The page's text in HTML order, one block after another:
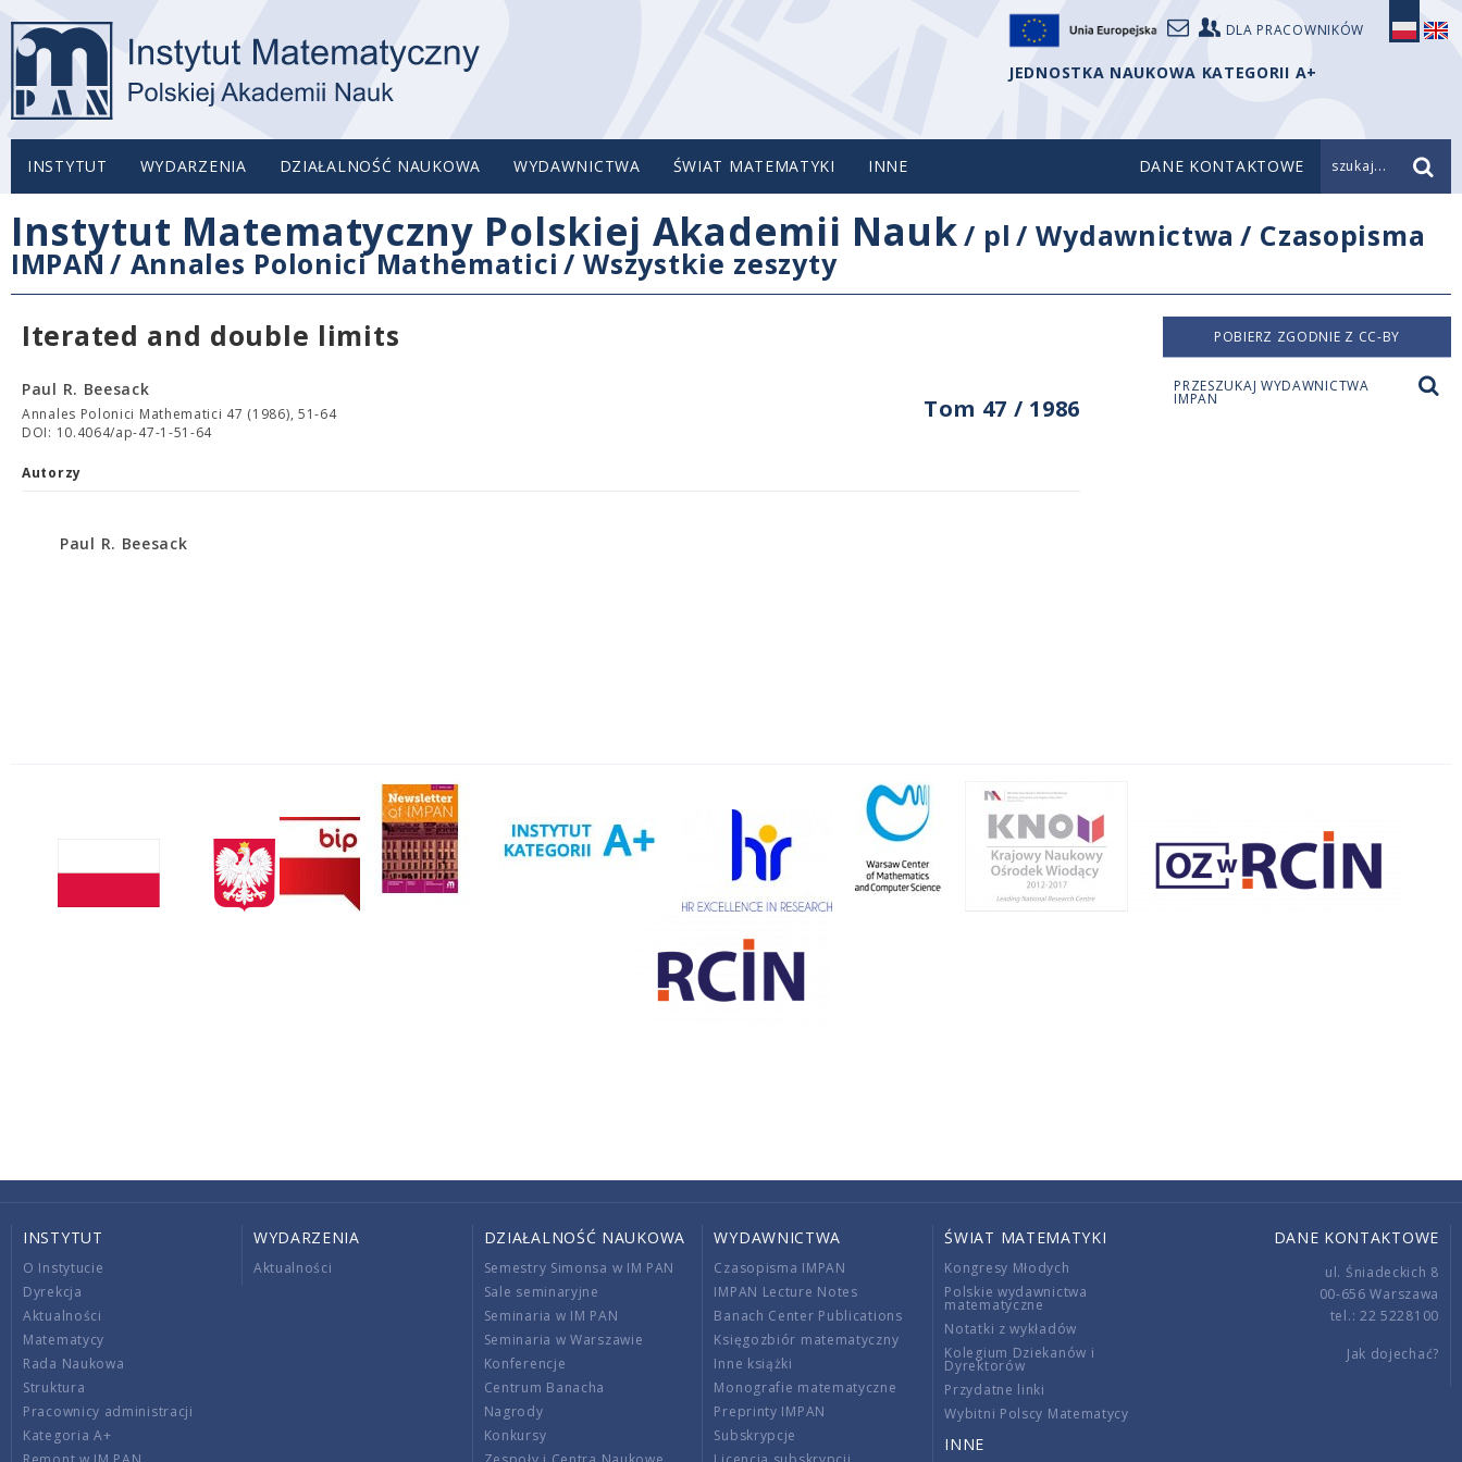
DLA PRACOWNIKÓW
JEDNOSTKA NAUKOWA KATEGORII A+
INSTYTUT WYDARZENIA DZIAŁALNOŚĆ NAUKOWA WYDAWNICTWA ŚWIAT MATEMATYKI INNE DANE KONTAKTOWE szukaj...
Instytut Matematyczny Polskiej Akademii Nauk/ pl /Wydawnictwa / Czasopisma
IMPAN / Annales Polonici Mathematici /Wszystkie zeszyty
Iterated and double limits
Tom 47 / 1986
Paul R. Beesack
Annales Polonici Mathematici 47 (1986), 51-64
DOI: 10.4064/ap-47-1-51-64
Autorzy
Paul R. Beesack
POBIERZ ZGODNIE Z CC-BY
PRZESZUKAJ WYDAWNICTWA
IMPAN
INSTYTUT
O Instytucie
Dyrekcja
Aktualności
Matematycy
Rada Naukowa
Struktura
Pracownicy administracji
Kategoria A+
WYDARZENIA
Aktualności
DZIAŁALNOŚĆ NAUKOWA
Semestry Simonsa w IM PAN
Sale seminaryjne
Seminaria w IM PAN
Seminaria w Warszawie
Konferencje
Centrum Banacha
Nagrody
Konkursy
WYDAWNICTWA
Czasopisma IMPAN
IMPAN Lecture Notes
Banach Center Publications
Księgozbiór matematyczny
Inne książki
Monografie matematyczne
Preprinty IMPAN
Subskrypcje
ŚWIAT MATEMATYKI
Kongresy Młodych
Polskie wydawnictwa
matematyczne
Notatki z wykładów
Kolegium Dziekanów i
Dyrektorów
Przydatne linki
Wybitni Polscy Matematycy
INNE
DANE KONTAKTOWE
ul. Śniadeckich 8
00-656 Warszawa
tel.: 22 5228100
Jak dojechać?